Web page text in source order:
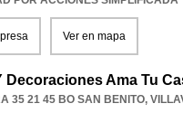
Ver en mapa
Decoraciones Ama Tu
35 21 45 BO SAN BENITO,